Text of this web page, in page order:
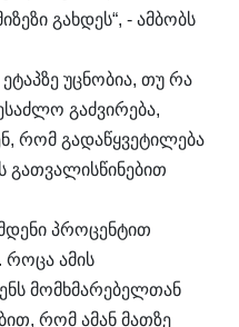
გახდეს“, - ამბობს
უცნობია, თუ რა
გაძვირება,
რომ გადაწყვეტილება
გათვალისწინებით
პროცენტით
როცა ამის
მომხმარებელთან
რომ ამან მათზე